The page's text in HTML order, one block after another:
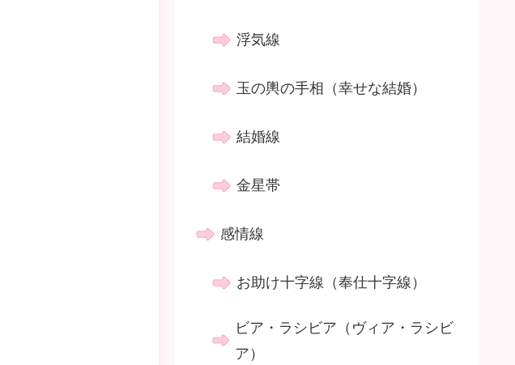
浮気線
玉の輿の手相（幸せな結婚）
結婚線
金星帯
感情線
お助け十字線（奉仕十字線）
ビア・ラシビア（ヴィア・ラシビ
ア）